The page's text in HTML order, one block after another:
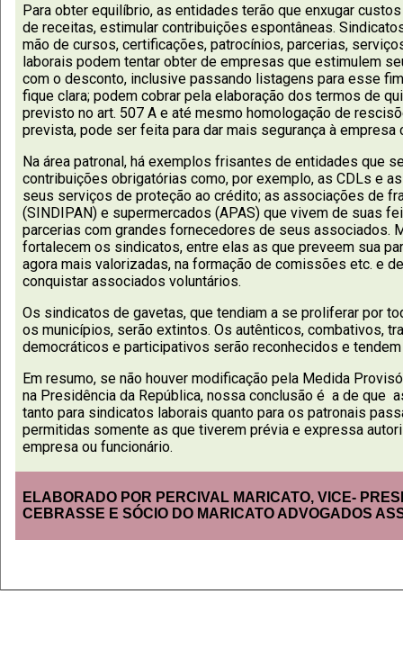
Para obter equilíbrio, as entidades terão que enxugar
de receitas, estimular contribuições espontâneas.
mão de cursos, certificações, patrocínios, parcerias,
laborais podem tentar obter de empresas que estimulem
com o desconto, inclusive passando listagens para esse
fique clara; podem cobrar pela elaboração dos termos de
previsto no art. 507 A e até mesmo homologação de
prevista, pode ser feita para dar mais segurança à empresa
Na área patronal, há exemplos frisantes de entidades que
contribuições obrigatórias como, por exemplo, as CDLs e
seus serviços de proteção ao crédito; as associações de
(SINDIPAN) e supermercados (APAS) que vivem de suas
parcerias com grandes fornecedores de seus associados.
fortalecem os sindicatos, entre elas as que preveem sua
agora mais valorizadas, na formação de comissões etc. e
conquistar associados voluntários.
Os sindicatos de gavetas, que tendiam a se proliferar por
os municípios, serão extintos. Os autênticos, combativos,
democráticos e participativos serão reconhecidos e
Em resumo, se não houver modificação pela Medida
na Presidência da República, nossa conclusão é a de que
tanto para sindicatos laborais quanto para os patronais
permitidas somente as que tiverem prévia e expressa
empresa ou funcionário.
ELABORADO POR PERCIVAL MARICATO, VICE-
CEBRASSE E SÓCIO DO MARICATO ADVOGADOS